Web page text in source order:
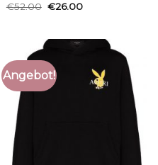
€52.00 €26.00
Angebot!